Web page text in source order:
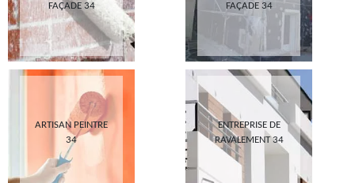
FAÇADE 34
FAÇADE 34
ARTISAN PEINTRE
34
ENTREPRISE DE
RAVALEMENT 34